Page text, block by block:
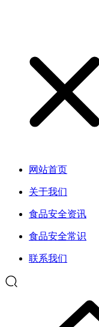
网站首页
关于我们
食品安全资讯
食品安全常识
联系我们